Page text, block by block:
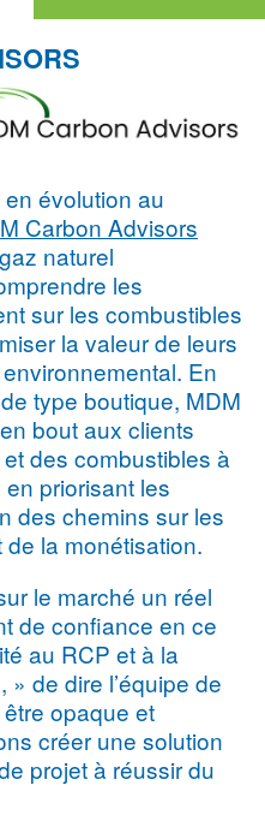
évolution au
Carbon Advisors
naturel
les
sur les combustibles
la valeur de leurs
En
type boutique, MDM
bout aux clients
des combustibles à
priorisant les
des chemins sur les
la monétisation.
le marché un réel
de confiance en ce
au RCP et à la
de dire l’équipe de
opaque et
créer une solution
projet à réussir du